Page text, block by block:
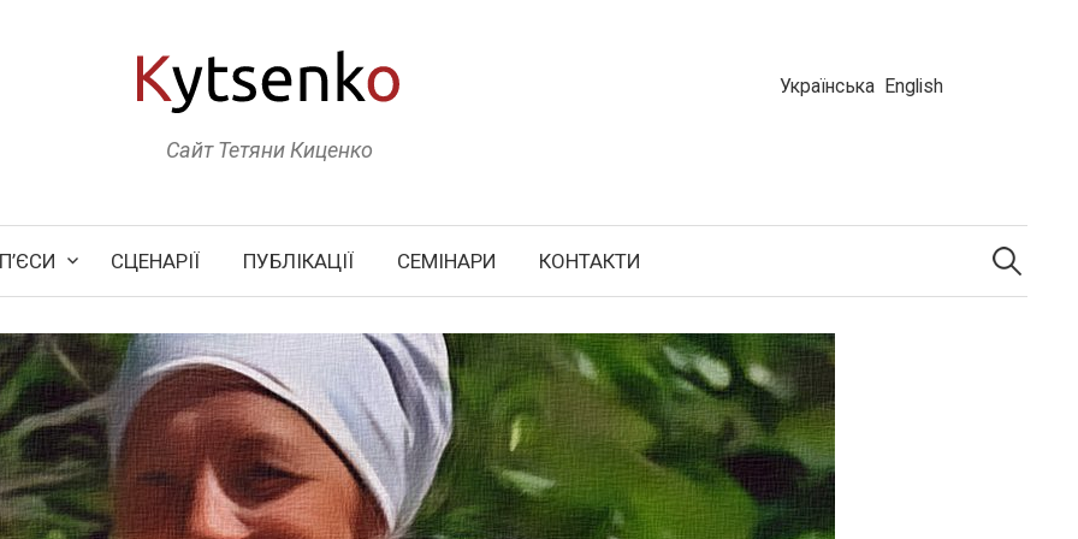
Сайт Тетяни Киценко
Українська English
П’ЄСИ СЦЕНАРІЇ ПУБЛІКАЦІЇ СЕМІНАРИ КОНТАКТИ П